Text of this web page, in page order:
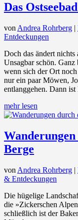
Das
von Andrea Rohrberg |
Entdeckungen
Doch das ändert nichts
Unsagbar schön. Ganz
wenn sich der Ort
nur ein paar Möwen,
entlanggehen. Dann
mehr lesen
Berge
von Andrea Rohrberg |
& Entdeckungen
Die hügelige
die »Zickerschen
schließlich ist der